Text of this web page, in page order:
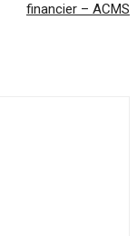
financier – ACMS